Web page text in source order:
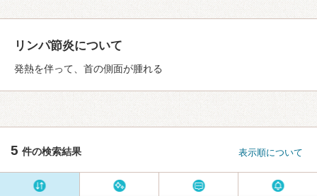
リンパ節炎について
発熱を伴って、首の側面が腫れる
5 件の検索結果 表示順について